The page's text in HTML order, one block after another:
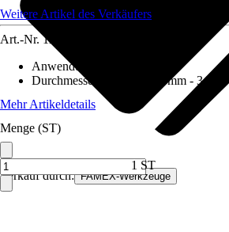
Verkauf durch: FAMEX-Werkzeuge
Weitere Artikel des Verkäufers
Art.-Nr. 12590009
Anwendungsbereich
Durchmesser (von - bis)
3 mm - 3 mm
Mehr Artikeldetails
Menge (ST)
1 ST